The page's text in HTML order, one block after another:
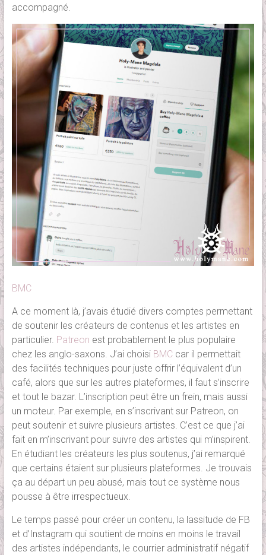
accompagné.
BMC
A ce moment là, j’avais étudié divers comptes permettant
de soutenir les créateurs de contenus et les artistes en
particulier. Patreon est probablement le plus populaire
chez les anglo-saxons. J’ai choisiBMCcar il permettait
des facilités techniques pour juste offrir l’équivalent d’un
café, alors que sur les autres plateformes, il faut s’inscrire
et tout le bazar. L’inscription peut être un frein, mais aussi
un moteur. Par exemple, en s’inscrivant sur Patreon, on
peut soutenir et suivre plusieurs artistes. C’est ce que j’ai
fait en m’inscrivant pour suivre des artistes qui m’inspirent.
En étudiant les créateurs les plus soutenus, j’ai remarqué
que certains étaient sur plusieurs plateformes. Je trouvais
ça au départ un peu abusé, mais tout ce système nous
pousse à être irrespectueux.
Le temps passé pour créer un contenu, la lassitude de FB
et d’Instagram qui soutient de moins en moins le travail
des artistes indépendants, le courrier administratif négatif